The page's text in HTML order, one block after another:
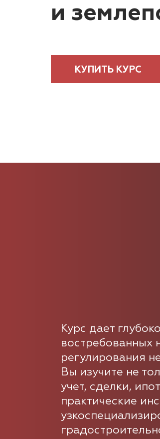
и
КУПИТЬ КУРС
Курс дает
востребованных
регулирования
Вы изучите не
учет, сделки,
практические